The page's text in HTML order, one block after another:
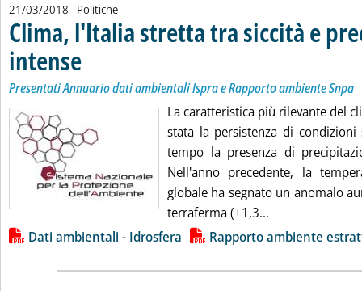
21/03/2018 - Politiche
Clima, l'Italia stretta tra siccità e
intense . Sottotitolo: Presentati Annuario dati ambientali Ispra e Rapporto
Presentati Annuario dati ambientali Ispra e Rapporto ambiente Snpa
La caratteristica più rilevante del
stata la persistenza di condizioni
tempo la presenza di
Nell'anno precedente, la
globale ha segnato un anomalo
terraferma (+1,3...
Lista allegati PDF alla notizia
Dati ambientali - Idrosfera Rapporto ambiente